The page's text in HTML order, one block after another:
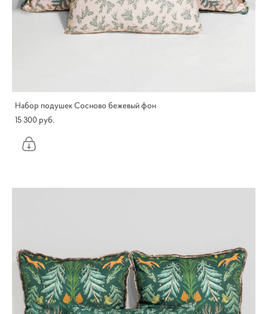
Набор подушек Сосново бежевый фон
15 300 pуб.